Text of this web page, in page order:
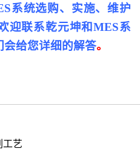
系统选购、实施、维护
迎联系乾元坤和MES系
会给您详细的解答。
工艺